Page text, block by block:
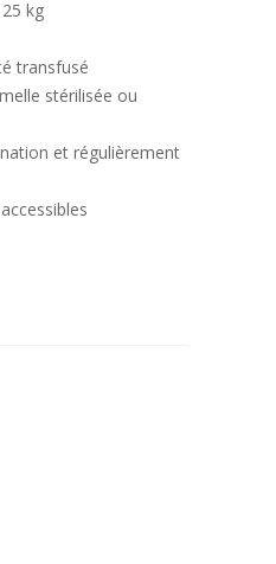
kg
transfusé
stérilisée ou
et régulièrement